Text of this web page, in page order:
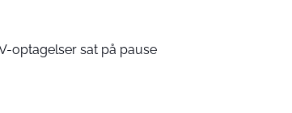
optagelser sat på pause